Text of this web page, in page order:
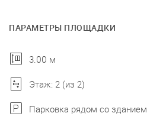
ПАРАМЕТРЫ ПЛОЩАДКИ
3.00 м
Этаж: 2 (из 2)
Парковка рядом со зданием